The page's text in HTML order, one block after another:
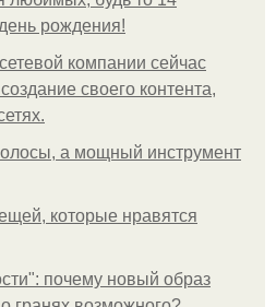
рождения!
компании сейчас
своего контента,
а мощный инструмент
которые нравятся
почему новый образ